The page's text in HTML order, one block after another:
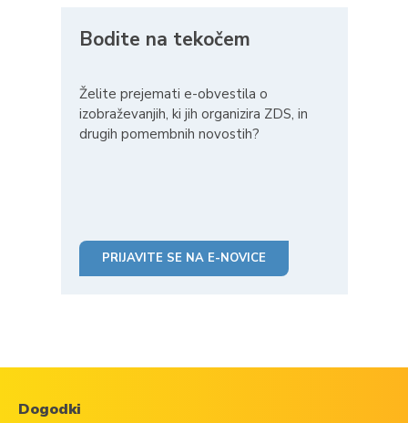
Bodite na tekočem
Želite prejemati e-obvestila o
izobraževanjih, ki jih organizira ZDS, in
drugih pomembnih novostih?
PRIJAVITE SE NA E-NOVICE
Dogodki